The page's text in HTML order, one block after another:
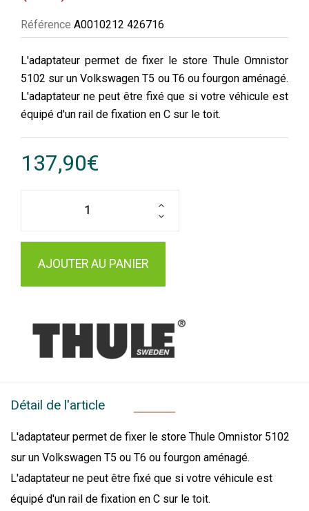
Référence A0010212 426716
L'adaptateur permet de fixer le store Thule Omnistor
5102 sur un Volkswagen T5 ou T6 ou fourgon aménagé.
L'adaptateur ne peut être fixé que si votre véhicule est
équipé d'un rail de fixation en C sur le toit.
137,90€
AJOUTER AU PANIER
Détail de l'article
L'adaptateur permet de fixer le store Thule Omnistor 5102
sur un Volkswagen T5 ou T6 ou fourgon aménagé.
L'adaptateur ne peut être fixé que si votre véhicule est
équipé d'un rail de fixation en C sur le toit.